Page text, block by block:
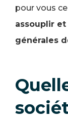
pour vous
assouplir
générales